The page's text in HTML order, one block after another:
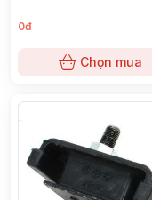
0đ
Chọn mua